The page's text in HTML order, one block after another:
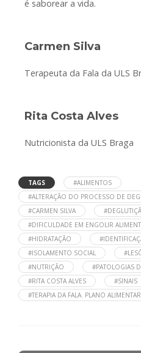
é saborear a vida.
Carmen Silva
Terapeuta da Fala da ULS
Rita Costa Alves
Nutricionista da ULS Braga
TAGS
#ALIMENTOS
#ALTERAÇÃO DO PROCESSO DE
#CARMEN SILVA
#DIFICULDADE EM ENGOLIR
#HIDRATAÇÃO
#ISOLAMENTO SOCIAL
#NUTRIÇÃO
#PATOLOGIAS
#RITA COSTA ALVES
#SINAIS
#TERAPIA DA FALA. PLANO ALIMENTAR